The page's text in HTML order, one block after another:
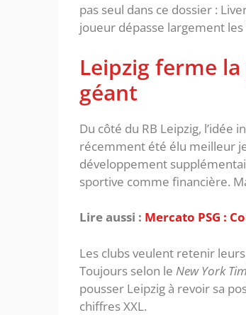
pas seul dans ce dossier :
joueur dépasse largement
‎Leipzig ferme
géant
‎Du côté du RB Leipzig, l’idée
récemment été élu meilleur
développement
sportive comme financière.
Lire aussi : Mercato PSG :
Les clubs veulent retenir
Toujours selon le New York
pousser Leipzig à revoir sa
chiffres XXL.